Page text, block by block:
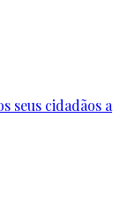
seus cidadãos a